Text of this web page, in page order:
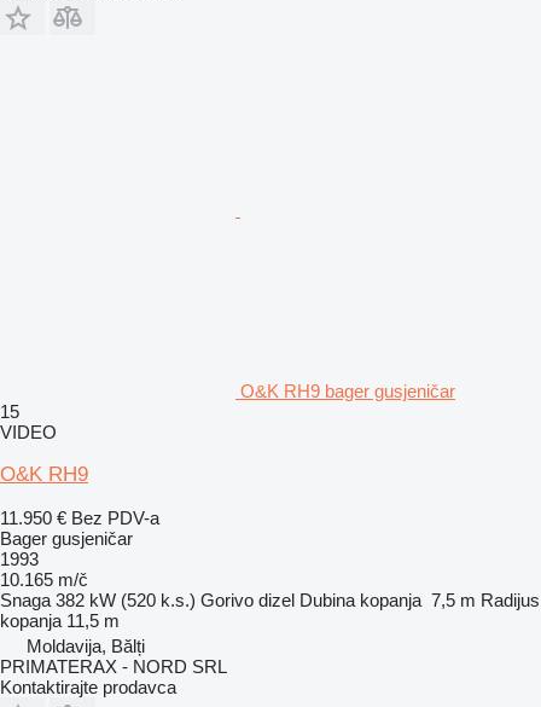
O&K RH9 bager gusjeničar
15
VIDEO
O&K RH9
11.950 € Bez PDV-a
Bager gusjeničar
1993
10.165 m/č
Snaga 382 kW (520 k.s.) Gorivo dizel Dubina kopanja 7,5 m Radijus
kopanja 11,5 m
Moldavija, Bălți
PRIMATERAX - NORD SRL
Kontaktirajte prodavca